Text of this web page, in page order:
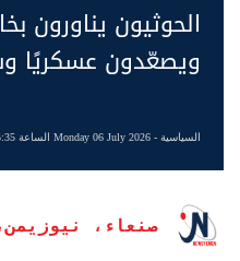
الحوثيون يناورون
ويصعّدون عسكريًا
السياسية- Monday 06 July 2026 الساعة 05:35 pm
صنعاء،